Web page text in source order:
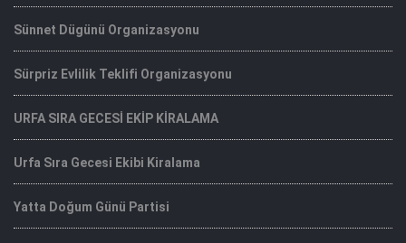
Sünnet Dügünü Organizasyonu
Sürpriz Evlilik Teklifi Organizasyonu
URFA SIRA GECESİ EKİP KİRALAMA
Urfa Sıra Gecesi Ekibi Kiralama
Yatta Doğum Günü Partisi